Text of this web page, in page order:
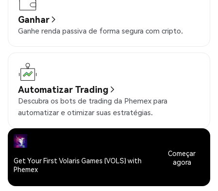
Ganhar
Ganhe renda passiva de forma segura com cripto.
Automatizar Trading
Descubra os bots de trading da Phemex para
automatizar e otimizar suas estratégias.
Get Your First Volaris Games (VOLS) with
Phemex
Começar
agora